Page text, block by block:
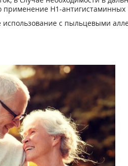
применение Н1-антигистаминных
с пыльцевыми